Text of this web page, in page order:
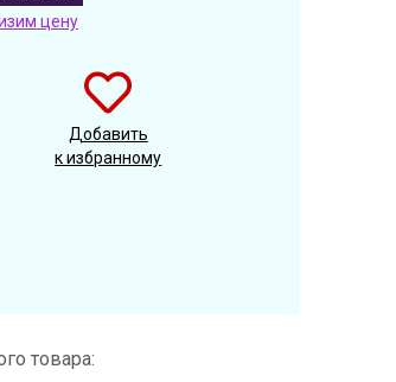
цену
Добавить
к избранному
товара: